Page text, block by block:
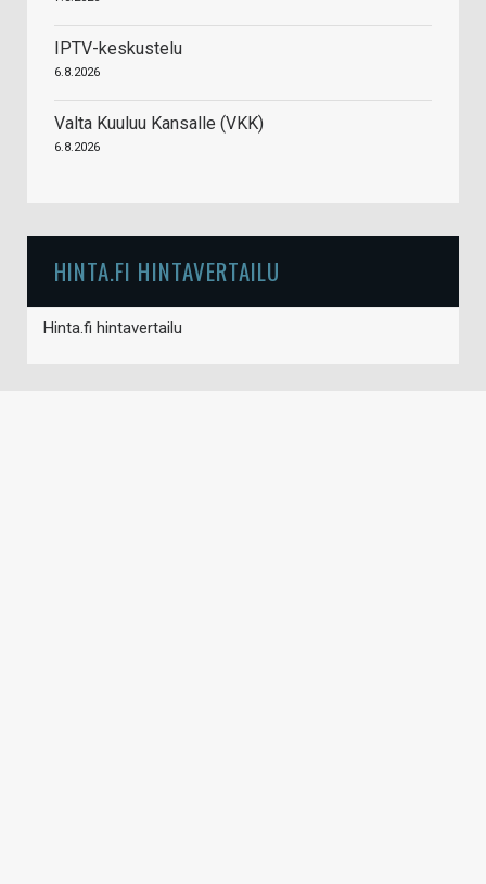
IPTV-keskustelu
6.8.2026
Valta Kuuluu Kansalle (VKK)
6.8.2026
HINTA.FI HINTAVERTAILU
Hinta.fi hintavertailu